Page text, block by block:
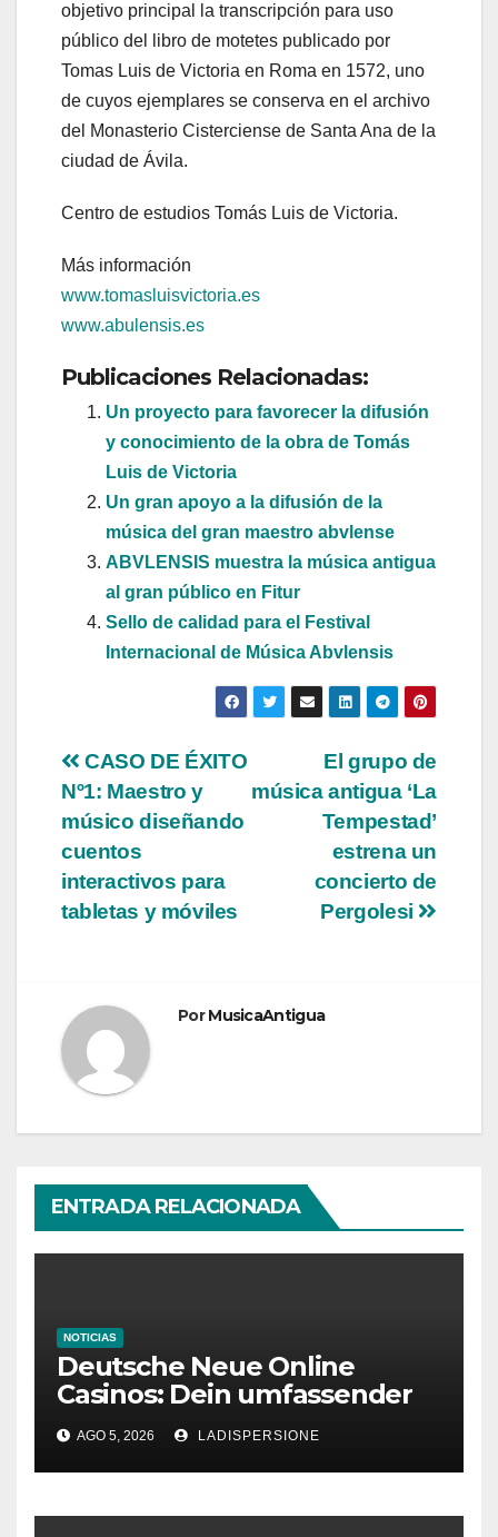
objetivo principal la transcripción para uso
público del libro de motetes publicado por
Tomas Luis de Victoria en Roma en 1572, uno
de cuyos ejemplares se conserva en el archivo
del Monasterio Cisterciense de Santa Ana de la
ciudad de Ávila.
Centro de estudios Tomás Luis de Victoria.
Más información
www.tomasluisvictoria.es
www.abulensis.es
Publicaciones Relacionadas:
Un proyecto para favorecer la difusión
y conocimiento de la obra de Tomás
Luis de Victoria
Un gran apoyo a la difusión de la
música del gran maestro abvlense
ABVLENSIS muestra la música antigua
al gran público en Fitur
Sello de calidad para el Festival
Internacional de Música Abvlensis
Navegación
de
entradas
El grupo de
música antigua ‘La
Tempestad’
estrena un
concierto de
Pergolesi
CASO DE ÉXITO
Nº1: Maestro y
músico diseñando
cuentos
interactivos para
tabletas y móviles
PorMusicaAntigua
ENTRADA RELACIONADA
NOTICIAS
Deutsche Neue Online
Casinos: Dein umfassender
Ratgeber für moderne
Glücksspielplattformen
AGO 5, 2026 LADISPERSIONE